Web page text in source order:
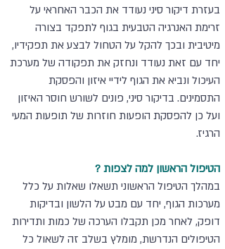
בעזרת דיקור סיני נעודד את הכבר האחראי על
זרימת האנרגיה הטבעית בגוף לתפקד בצורה
מיטיבית ובכך להקל על הטחול לבצע את תפקידיו,
יחד עם זאת נעודד ונחזק את תפקודה של מערכת
העיכול ונביא את הגוף לידיי איזון והפסקת
התסמינים. בדיקור סיני, פונים לשורש חוסר האיזון
ועל כן להפסקת הופעות חוזרות של תופעות המעי
הרגיז.
הטיפול הראשון למה לצפות ?
במהלך הטיפול הראשוני תשאלו שאלות על כלל
מערכות הגוף, יחד עם מבט על הלשון ובדיקות
דופק, לאחר מכן תקבלו הערכה של כמות ותדירות
הטיפולים הנדרשת, מומלץ בשלב זה לשאול כל